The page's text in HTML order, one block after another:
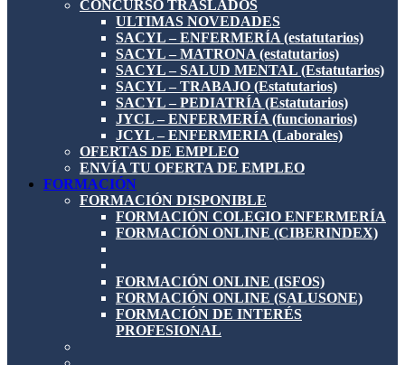
CONCURSO TRASLADOS
ULTIMAS NOVEDADES
SACYL – ENFERMERÍA (estatutarios)
SACYL – MATRONA (estatutarios)
SACYL – SALUD MENTAL (Estatutarios)
SACYL – TRABAJO (Estatutarios)
SACYL – PEDIATRÍA (Estatutarios)
JYCL – ENFERMERÍA (funcionarios)
JCYL – ENFERMERIA (Laborales)
OFERTAS DE EMPLEO
ENVÍA TU OFERTA DE EMPLEO
FORMACIÓN
FORMACIÓN DISPONIBLE
FORMACIÓN COLEGIO ENFERMERÍA
FORMACIÓN ONLINE (CIBERINDEX)
FORMACIÓN ONLINE (ISFOS)
FORMACIÓN ONLINE (SALUSONE)
FORMACIÓN DE INTERÉS
PROFESIONAL